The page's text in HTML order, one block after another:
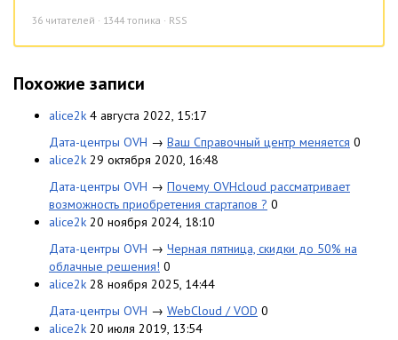
36 читателей · 1344 топика · RSS
Похожие записи
alice2k 4 августа 2022, 15:17
Дата-центры OVH → Ваш Справочный центр меняется 0
alice2k 29 октября 2020, 16:48
Дата-центры OVH → Почему OVHcloud рассматривает
возможность приобретения стартапов ? 0
alice2k 20 ноября 2024, 18:10
Дата-центры OVH → Черная пятница, скидки до 50% на
облачные решения! 0
alice2k 28 ноября 2025, 14:44
Дата-центры OVH → WebCloud / VOD 0
alice2k 20 июля 2019, 13:54